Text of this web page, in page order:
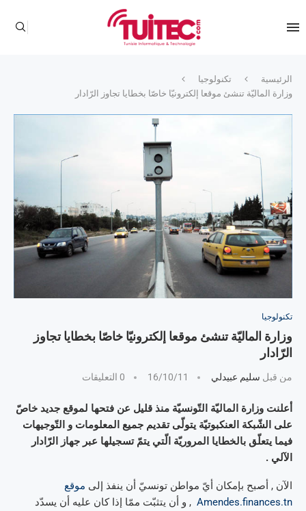
الرئيسية
تكنولوجيا
وزارة الماليّة تنشئ موقعا إلكترونيّا خاصّا بخطايا تجاوز الرّادار
تكنولوجيا
وزارة الماليّة تنشئ موقعا إلكترونيّا خاصّا بخطايا تجاوز
الرّادار
من قبل سليم عبيدلي 16/10/11 0 التعليقات
أعلنت وزارة الماليّة التّونسيّة منذ قليل عن فتحها لموقع جديد خاصّ
على الشّبكة العنكبوتيّة يتولّى تقديم جميع المعلومات و التّوجيهات
فيما يتعلّق بالخطايا المروريّة الّتي يتمّ تسجيلها عبر جهاز الرّادار
الآلي .
الآن , أصبح بإمكان أيّ مواطن تونسيّ أن ينفذ إلى موقع
Amendes.finances.tn , و أن يتثبّت ممّا إذا كان عليه أن يسدّد